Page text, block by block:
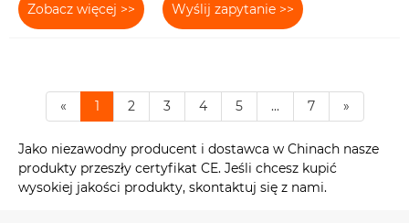
Zobacz więcej >> Wyślij zapytanie >>
« 1 2 3 4 5 ... 7 »
Jako niezawodny producent i dostawca w Chinach nasze
produkty przeszły certyfikat CE. Jeśli chcesz kupić
wysokiej jakości produkty, skontaktuj się z nami.